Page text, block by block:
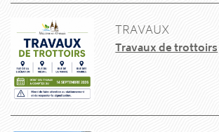
TRAVAUX
Travaux de trottoirs